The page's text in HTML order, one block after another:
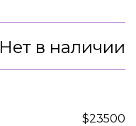
Нет в наличии
$23500